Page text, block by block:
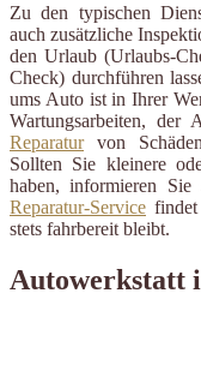
Zu den typischen
auch zusätzliche
den Urlaub (Urlaubs-
Check) durchführen
ums Auto ist in Ihrer
Wartungsarbeiten, der
Reparaturvon
Sollten Sie kleinere
haben, informieren
Reparatur-Service
stets fahrbereit bleibt.
Autowerkstatt